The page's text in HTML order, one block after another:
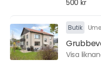
500 kr
Butik
Visa